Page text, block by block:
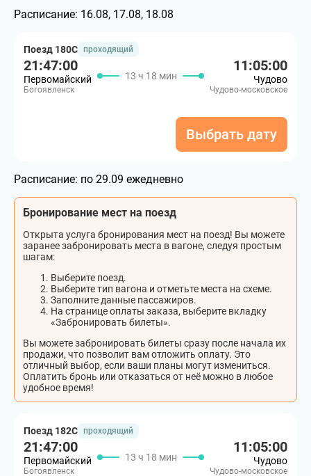
Расписание: 16.08, 17.08, 18.08
Поезд 180С проходящий
21:47:00
Первомайский
Богоявленск
13 ч 18 мин
11:05:00
Чудово
Чудово-московское
Выбрать дату
Расписание: по 29.09 ежедневно
Бронирование мест на поезд
Открыта услуга бронирования мест на поезд! Вы можете
заранее забронировать места в вагоне, следуя простым
шагам:
Выберите поезд.
Выберите тип вагона и отметьте места на схеме.
Заполните данные пассажиров.
На странице оплаты заказа, выберите вкладку
«Забронировать билеты».
Вы можете забронировать билеты сразу после начала их
продажи, что позволит вам отложить оплату. Это
отличный выбор, если ваши планы могут измениться.
Оплатить бронь или отказаться от неё можно в любое
удобное время!
Поезд 182С проходящий
21:47:00
Первомайский
Богоявленск
13 ч 18 мин
11:05:00
Чудово
Чудово-московское